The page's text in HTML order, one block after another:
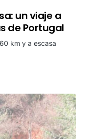
un viaje a
de Portugal
km y a escasa